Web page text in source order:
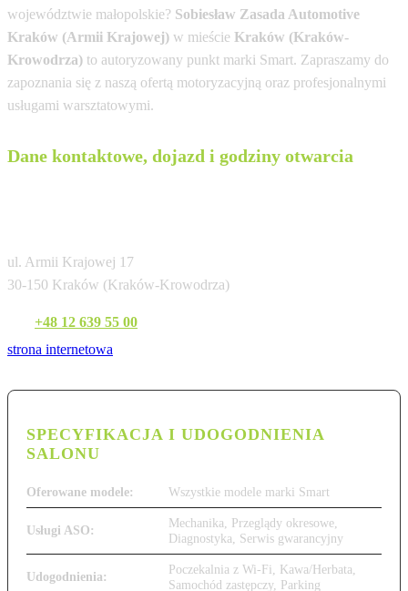
województwie małopolskie? Sobiesław Zasada Automotive
Kraków (Armii Krajowej) w mieście Kraków (Kraków-
Krowodrza) to autoryzowany punkt marki Smart. Zapraszamy do
zapoznania się z naszą ofertą motoryzacyjną oraz profesjonalnymi
usługami warsztatowymi.
Dane kontaktowe, dojazd i godziny otwarcia
ul. Armii Krajowej 17
30-150 Kraków (Kraków-Krowodrza)
+48 12 639 55 00
strona internetowa
SPECYFIKACJA I UDOGODNIENIA
SALONU
Oferowane modele: Wszystkie modele marki Smart
Usługi ASO:
Mechanika, Przeglądy okresowe,
Diagnostyka, Serwis gwarancyjny
Udogodnienia:
Poczekalnia z Wi-Fi, Kawa/Herbata,
Samochód zastępczy, Parking